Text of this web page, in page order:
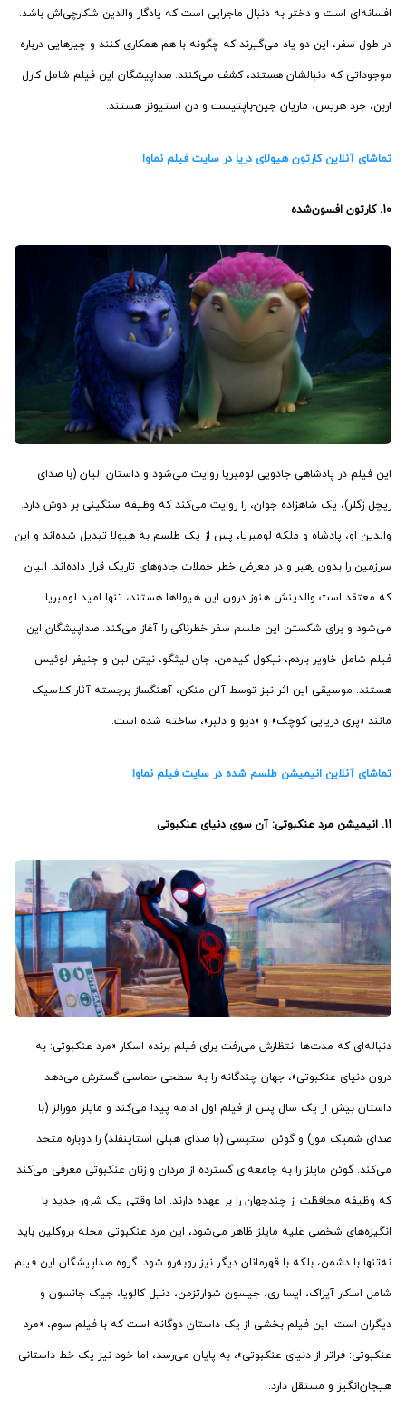
افسانه‌ای است و دختر به دنبال ماجرایی است که یادگار والدین شکارچی‌اش باشد.
در طول سفر، این دو یاد می‌گیرند که چگونه با هم همکاری کنند و چیزهایی درباره
موجوداتی که دنبالشان هستند، کشف می‌کنند. صداپیشگان این فیلم شامل کارل
اربن، جرد هریس، ماریان جین-باپتیست و دن استیونز هستند.
تماشای آنلاین کارتون هیولای دریا در سایت فیلم نماوا
10. کارتون افسون‌شده
این فیلم در پادشاهی جادویی لومبریا روایت می‌شود و داستان الیان (با صدای
ریچل زگلر)، یک شاهزاده جوان، را روایت می‌کند که وظیفه سنگینی بر دوش دارد.
والدین او، پادشاه و ملکه لومبریا، پس از یک طلسم به هیولا تبدیل شده‌اند و این
سرزمین را بدون رهبر و در معرض خطر حملات جادوهای تاریک قرار داده‌اند. الیان
که معتقد است والدینش هنوز درون این هیولاها هستند، تنها امید لومبریا
می‌شود و برای شکستن این طلسم سفر خطرناکی را آغاز می‌کند. صداپیشگان این
فیلم شامل خاویر باردم، نیکول کیدمن، جان لیثگو، نیتن لین و جنیفر لوئیس
هستند. موسیقی این اثر نیز توسط آلن منکن، آهنگساز برجسته آثار کلاسیک
مانند «پری دریایی کوچک» و «دیو و دلبر»، ساخته شده است.
تماشای آنلاین انیمیشن طلسم شده در سایت فیلم نماوا
11. انیمیشن مرد عنکبوتی: آن سوی دنیای عنکبوتی
دنباله‌ای که مدت‌ها انتظارش می‌رفت برای فیلم برنده اسکار «مرد عنکبوتی: به
درون دنیای عنکبوتی»، جهان چندگانه را به سطحی حماسی گسترش می‌دهد.
داستان بیش از یک سال پس از فیلم اول ادامه پیدا می‌کند و مایلز مورالز (با
صدای شمیک مور) و گوئن استیسی (با صدای هیلی استاینفلد) را دوباره متحد
می‌کند. گوئن مایلز را به جامعه‌ای گسترده از مردان و زنان عنکبوتی معرفی می‌کند
که وظیفه محافظت از چندجهان را بر عهده دارند. اما وقتی یک شرور جدید با
انگیزه‌های شخصی علیه مایلز ظاهر می‌شود، این مرد عنکبوتی محله بروکلین باید
نه‌تنها با دشمن، بلکه با قهرمانان دیگر نیز روبه‌رو شود. گروه صداپیشگان این فیلم
شامل اسکار آیزاک، ایسا ری، جیسون شوارتزمن، دنیل کالویا، جیک جانسون و
دیگران است. این فیلم بخشی از یک داستان دوگانه است که با فیلم سوم، «مرد
عنکبوتی: فراتر از دنیای عنکبوتی»، به پایان می‌رسد، اما خود نیز یک خط داستانی
هیجان‌انگیز و مستقل دارد.